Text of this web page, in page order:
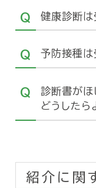
健康診断は
予防接種は
診断書がほ
どうしたら
紹介に関